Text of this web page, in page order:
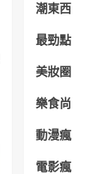
潮東西
最勁點
美妝圈
樂食尚
動漫瘋
電影瘋